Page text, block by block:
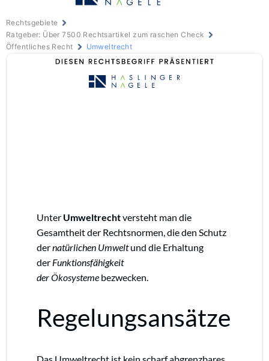
Rechtsgebiete
Ratgeber: Über 7500 Rechtsartikel zum raschen Check
Öffentliches Recht
Umweltrecht
Unter Umweltrechtversteht man die
Gesamtheit der Rechtsnormen, die den Schutz
dernatürlichen Umweltund die Erhaltung
der Funktionsfähigkeit
der Ökosysteme bezwecken.
Regelungsansätze